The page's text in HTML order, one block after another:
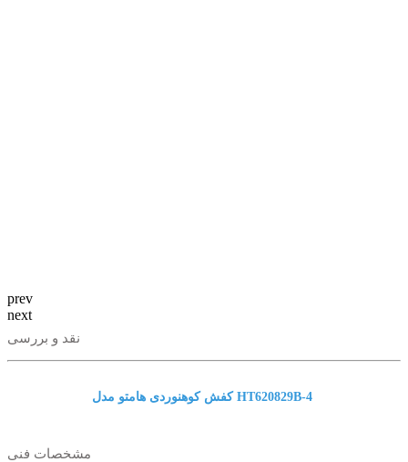
prev
next
نقد و بررسی
کفش کوهنوردی هامتو مدل HT620829B-4
مشخصات فنی